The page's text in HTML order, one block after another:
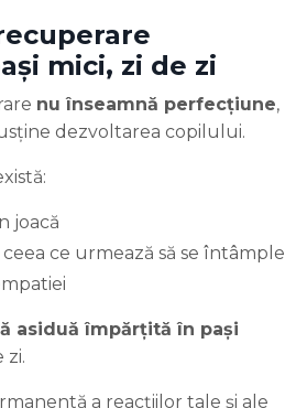
mici, zi de zi
nu înseamnă perfecțiune,
dezvoltarea copilului.
joacă
ce urmează să se întâmple
asiduă împărțită în pași
zi.
a reacțiilor tale și ale